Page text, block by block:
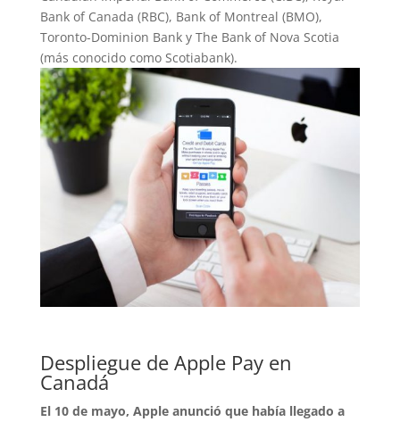
Bank of Canada (RBC), Bank of Montreal (BMO),
Toronto-Dominion Bank y The Bank of Nova Scotia
(más conocido como Scotiabank).
Despliegue de Apple Pay en
Canadá
El 10 de mayo, Apple anunció que había llegado a